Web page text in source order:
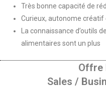
Très bonne capacité de
Curieux, autonome créatif
La connaissance d’outils
alimentaires sont un plus
Offre
Sales /